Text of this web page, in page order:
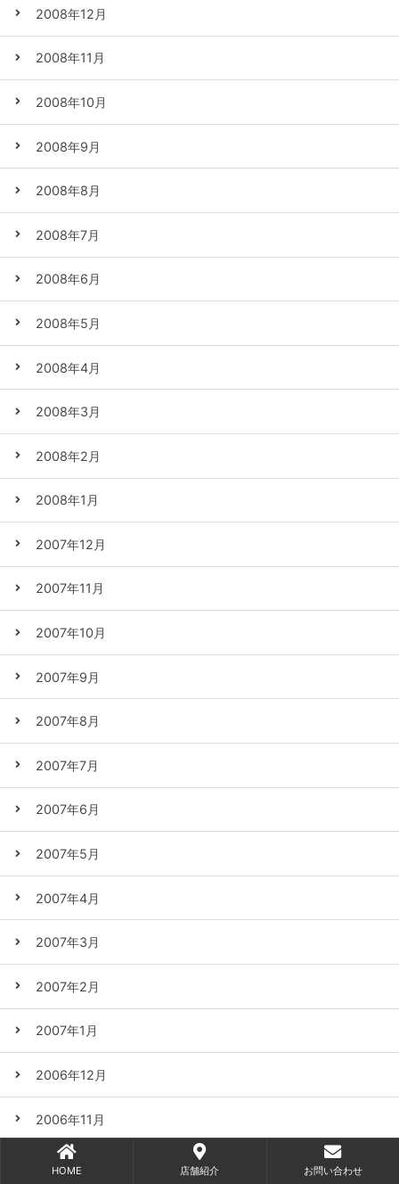
2008年12月
2008年11月
2008年10月
2008年9月
2008年8月
2008年7月
2008年6月
2008年5月
2008年4月
2008年3月
2008年2月
2008年1月
2007年12月
2007年11月
2007年10月
2007年9月
2007年8月
2007年7月
2007年6月
2007年5月
2007年4月
2007年3月
2007年2月
2007年1月
2006年12月
2006年11月
2006年10月
HOME 店舗紹介 お問い合わせ